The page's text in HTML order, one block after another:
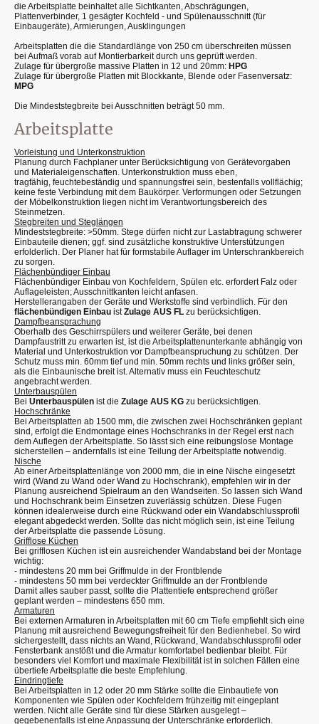
die Arbeitsplatte beinhaltet alle Sichtkanten, Abschrägungen,
Plattenverbinder, 1 gesägter Kochfeld - und Spülenausschnitt (für
Einbaugeräte), Armierungen, Ausklingungen
Arbeitsplatten die die Standardlänge von 250 cm überschreiten müssen
bei Aufmaß vorab auf Montierbarkeit durch uns geprüft werden.
Zulage für übergroße massive Platten in 12 und 20mm: HPG
Zulage für übergroße Platten mit Blockkante, Blende oder Fasenversatz:
MPG
Die Mindeststegbreite bei Ausschnitten beträgt 50 mm.
Arbeitsplatte
Vorleistung und Unterkonstruktion
Planung durch Fachplaner unter Berücksichtigung von Gerätevorgaben
und Materialeigenschaften. Unterkonstruktion muss eben,
tragfähig, feuchtebeständig und spannungsfrei sein, bestenfalls vollflächig;
keine feste Verbindung mit dem Baukörper. Verformungen oder Setzungen
der Möbelkonstruktion liegen nicht im Verantwortungsbereich des
Steinmetzen.
Stegbreiten und Steglängen
Mindeststegbreite: >50mm. Stege dürfen nicht zur Lastabtragung schwerer
Einbauteile dienen; ggf. sind zusätzliche konstruktive Unterstützungen
erfolderlich. Der Planer hat für formstabile Auflager im Unterschrankbereich
zu sorgen.
Flächenbündiger Einbau
Flächenbündiger Einbau von Kochfeldern, Spülen etc. erfordert Falz oder
Auflageleisten; Ausschnittkanten leicht anfasen.
Herstellerangaben der Geräte und Werkstoffe sind verbindlich. Für den
flächenbündigen Einbau istZulage AUS FL zu berücksichtigen.
Dampfbeansprachung
Oberhalb des Geschirrspülers und weiterer Geräte, bei denen
Dampfaustritt zu erwarten ist, ist die Arbeitsplattenunterkante abhängig von
Material und Unterkostruktion vor Dampfbeanspruchung zu schützen. Der
Schutz muss min. 60mm tief und min. 50mm rechts und links größer sein,
als die Einbaunische breit ist. Alternativ muss ein Feuchteschutz
angebracht werden.
Unterbauspülen
Bei Unterbauspülen ist die Zulage AUS KG zu berücksichtigen.
Hochschränke
Bei Arbeitsplatten ab 1500 mm, die zwischen zwei Hochschränken geplant
sind, erfolgt die Endmontage eines Hochschranks in der Regel erst nach
dem Auflegen der Arbeitsplatte. So lässt sich eine reibungslose Montage
sicherstellen – andernfalls ist eine Teilung der Arbeitsplatte notwendig.
Nische
Ab einer Arbeitsplattenlänge von 2000 mm, die in eine Nische eingesetzt
wird (Wand zu Wand oder Wand zu Hochschrank), empfehlen wir in der
Planung ausreichend Spielraum an den Wandseiten. So lassen sich Wand
und Hochschrank beim Einsetzen zuverlässig schützen. Diese Fugen
können idealerweise durch eine Rückwand oder ein Wandabschlussprofil
elegant abgedeckt werden. Sollte das nicht möglich sein, ist eine Teilung
der Arbeitsplatte die passende Lösung.
Grifflose Küchen
Bei grifflosen Küchen ist ein ausreichender Wandabstand bei der Montage
wichtig:
- mindestens 20 mm bei Griffmulde in der Frontblende
- mindestens 50 mm bei verdeckter Griffmulde an der Frontblende
Damit alles sauber passt, sollte die Plattentiefe entsprechend größer
geplant werden – mindestens 650 mm.
Armaturen
Bei externen Armaturen in Arbeitsplatten mit 60 cm Tiefe empfiehlt sich eine
Planung mit ausreichend Bewegungsfreiheit für den Bedienhebel. So wird
sichergestellt, dass nichts an Wand, Rückwand, Wandabschlussprofil oder
Fensterbank anstößt und die Armatur komfortabel bedienbar bleibt. Für
besonders viel Komfort und maximale Flexibilität ist in solchen Fällen eine
übertiefe Arbeitsplatte die beste Empfehlung.
Eindringtiefe
Bei Arbeitsplatten in 12 oder 20 mm Stärke sollte die Einbautiefe von
Komponenten wie Spülen oder Kochfeldern frühzeitig mit eingeplant
werden. Nicht alle Geräte sind für diese Stärken ausgelegt –
gegebenenfalls ist eine Anpassung der Unterschränke erforderlich.